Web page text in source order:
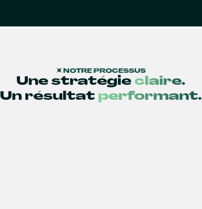
NOTRE PROCESSUS
Une stratégie claire.
Un résultat performant.